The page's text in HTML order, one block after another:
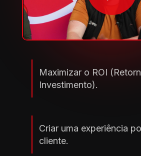
Maximizar o ROI
Investimento).
Criar uma experiência
cliente.